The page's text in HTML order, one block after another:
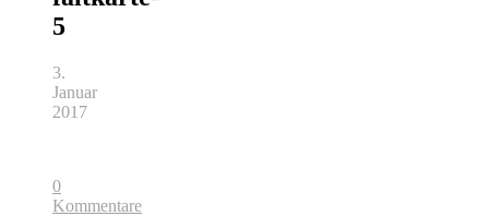
5
3.
Januar
2017
0
Kommentare